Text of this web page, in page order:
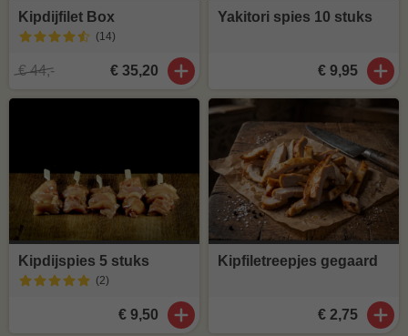
Kipdijfilet Box
(14)
€ 44,- € 35,20
Yakitori spies 10 stuks
€ 9,95
Kipdijspies 5 stuks
(2)
€ 9,50
Kipfiletreepjes gegaard
€ 2,75